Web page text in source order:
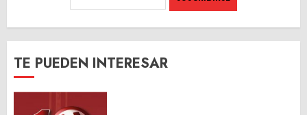
TE PUEDEN INTERESAR